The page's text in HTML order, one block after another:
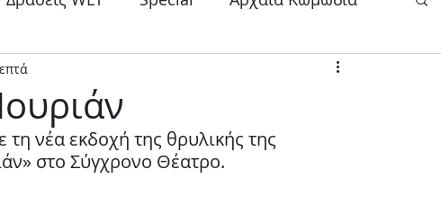
Φαντασίας Ψυχολογία Blog
τη νέα εκδοχή της θρυλικής της
στο Σύγχρονο Θέατρο.